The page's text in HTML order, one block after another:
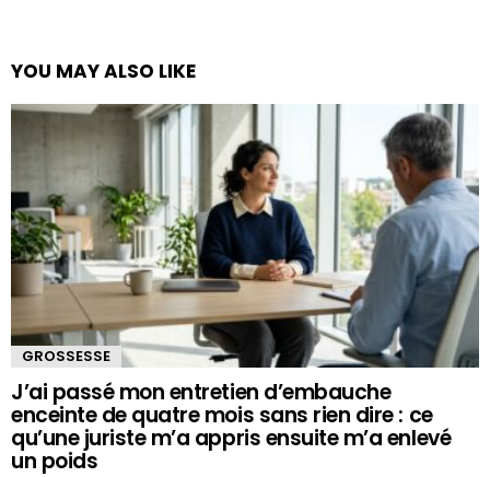
YOU MAY ALSO LIKE
GROSSESSE
J’ai passé mon entretien d’embauche
enceinte de quatre mois sans rien dire : ce
qu’une juriste m’a appris ensuite m’a enlevé
un poids